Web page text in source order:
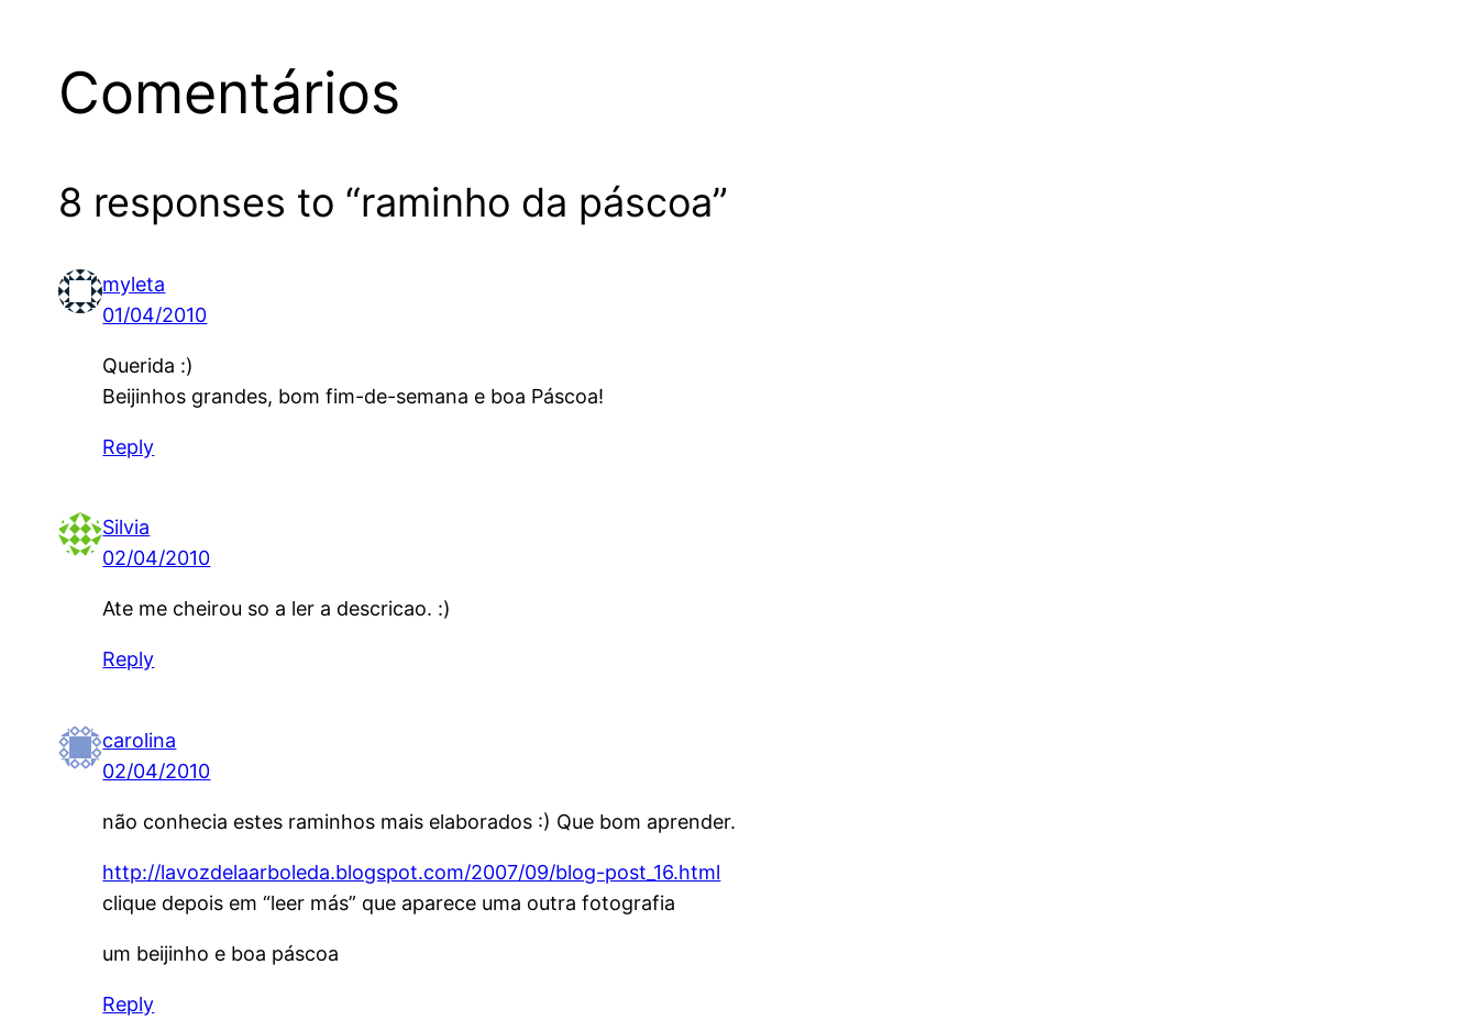
Comentários
8 responses to “raminho da páscoa”
myleta
01/04/2010
Querida :)
Beijinhos grandes, bom fim-de-semana e boa Páscoa!
Reply
Silvia
02/04/2010
Ate me cheirou so a ler a descricao. :)
Reply
carolina
02/04/2010
não conhecia estes raminhos mais elaborados :) Que bom aprender.
http://lavozdelaarboleda.blogspot.com/2007/09/blog-post_16.html
clique depois em “leer más” que aparece uma outra fotografia
um beijinho e boa páscoa
Reply